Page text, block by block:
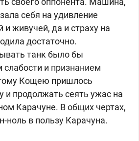
себя на удивление
и живучей, да и страху на
достаточно.
танк было бы
слабости и признанием
Кощею пришлось
и продолжать сеять ужас на
Карачуне. В общих чертах,
ноль в пользу Карачуна.